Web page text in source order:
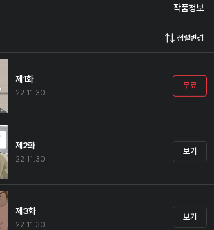
작품정보
정렬변경
제1화
22.11.30
무료
제2화
22.11.30
보기
제3화
22.11.30
보기